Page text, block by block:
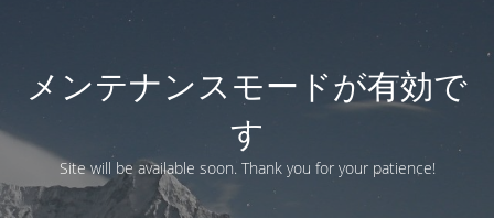
メンテナンスモードが有効で
す
Site will be available soon. Thank you for your patience!